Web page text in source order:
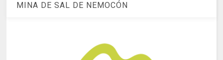
MINA DE SAL DE NEMOCÓN